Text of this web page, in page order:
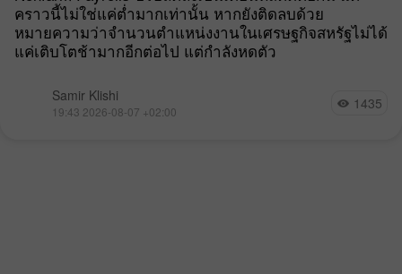
คราวนี้ไม่ใช่แค่ต่ำมากเท่านั้น หากยังติดลบด้วย
หมายความว่าจำนวนตำแหน่งงานในเศรษฐกิจสหรัฐไม่ได้
แค่เติบโตช้ามากอีกต่อไป แต่กำลังหดตัว
Samir Klishi
19:43 2026-08-07 +02:00 1435